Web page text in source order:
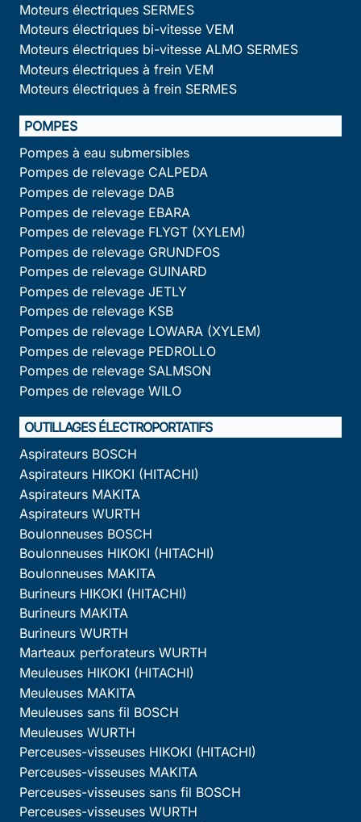
Moteurs électriques SERMES
Moteurs électriques bi-vitesse VEM
Moteurs électriques bi-vitesse ALMO SERMES
Moteurs électriques à frein VEM
Moteurs électriques à frein SERMES
POMPES
Pompes à eau submersibles
Pompes de relevage CALPEDA
Pompes de relevage DAB
Pompes de relevage EBARA
Pompes de relevage FLYGT (XYLEM)
Pompes de relevage GRUNDFOS
Pompes de relevage GUINARD
Pompes de relevage JETLY
Pompes de relevage KSB
Pompes de relevage LOWARA (XYLEM)
Pompes de relevage PEDROLLO
Pompes de relevage SALMSON
Pompes de relevage WILO
OUTILLAGES ÉLECTROPORTATIFS
Aspirateurs BOSCH
Aspirateurs HIKOKI (HITACHI)
Aspirateurs MAKITA
Aspirateurs WURTH
Boulonneuses BOSCH
Boulonneuses HIKOKI (HITACHI)
Boulonneuses MAKITA
Burineurs HIKOKI (HITACHI)
Burineurs MAKITA
Burineurs WURTH
Marteaux perforateurs WURTH
Meuleuses HIKOKI (HITACHI)
Meuleuses MAKITA
Meuleuses sans fil BOSCH
Meuleuses WURTH
Perceuses-visseuses HIKOKI (HITACHI)
Perceuses-visseuses MAKITA
Perceuses-visseuses sans fil BOSCH
Perceuses-visseuses WURTH